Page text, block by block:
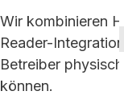
Wir kombinieren
Reader-
Betreiber
können.